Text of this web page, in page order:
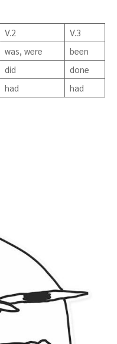
V.2
V.3
was, were
been
did
done
had had